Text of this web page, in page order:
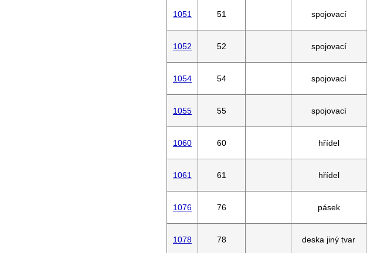
1051 51 spojovací
1052 52 spojovací
1054 54 spojovací
1055 55 spojovací
1060 60 hřídel
1061 61 hřídel
1076 76 pásek
1078 78 deska jiný tvar